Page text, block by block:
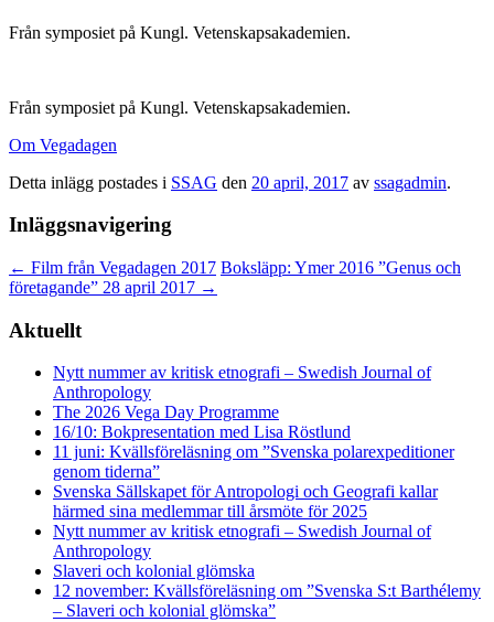
Från symposiet på Kungl. Vetenskapsakademien.
Från symposiet på Kungl. Vetenskapsakademien.
Om Vegadagen
Detta inlägg postades i SSAG den 20 april, 2017 av ssagadmin.
Inläggsnavigering
← Film från Vegadagen 2017 Boksläpp: Ymer 2016 ”Genus och
företagande” 28 april 2017 →
Aktuellt
Nytt nummer av kritisk etnografi – Swedish Journal of
Anthropology
The 2026 Vega Day Programme
16/10: Bokpresentation med Lisa Röstlund
11 juni: Kvällsföreläsning om ”Svenska polarexpeditioner
genom tiderna”
Svenska Sällskapet för Antropologi och Geografi kallar
härmed sina medlemmar till årsmöte för 2025
Nytt nummer av kritisk etnografi – Swedish Journal of
Anthropology
Slaveri och kolonial glömska
12 november: Kvällsföreläsning om ”Svenska S:t Barthélemy
– Slaveri och kolonial glömska”